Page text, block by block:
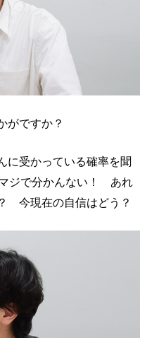
ですか？
に受かっている確率を聞
ジで分かんない！ あれ
今現在の自信はどう？